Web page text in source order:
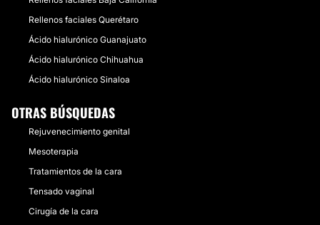
Rellenos faciales Querétaro
Ácido hialurónico Guanajuato
Ácido hialurónico Chihuahua
Ácido hialurónico Sinaloa
OTRAS BÚSQUEDAS
Rejuvenecimiento genital
Mesoterapia
Tratamientos de la cara
Tensado vaginal
Cirugía de la cara